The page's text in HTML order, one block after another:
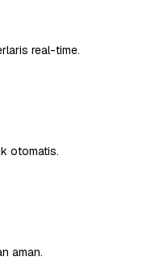
real-time.
otomatis.
aman.